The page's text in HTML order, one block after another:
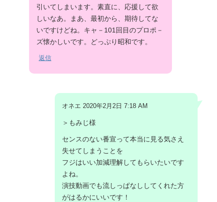
引いてしまいます。素直に、応援して欲
しいなあ。まあ、最初から、期待してな
いですけどね。キャ－101回目のプロポ－
ズ懐かしいです。どっぷり昭和です。
返信
オネエ 2020年2月2日 7:18 AM
＞もみじ様
センスのない番宣って本当に見る気さえ
失せてしまうことを
フジはいい加減理解してもらいたいです
よね。
演技動画でも流しっぱなししてくれた方
がはるかにいいです！